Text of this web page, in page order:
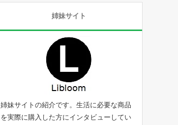
姉妹サイト
姉妹サイトの紹介です。生活に必要な商品
を実際に購入した方にインタビューしてい